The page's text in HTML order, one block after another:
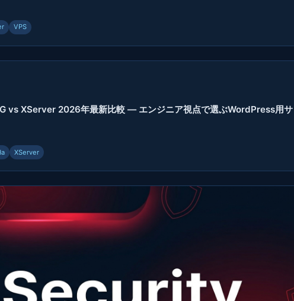
VPS
vs XServer 2026年最新比較 — エンジニア視点で選ぶWordPress用サ
XServer